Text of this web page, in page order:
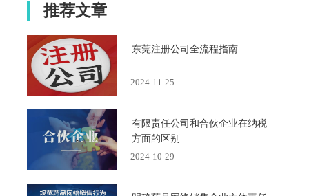
推荐文章
东莞注册公司全流程指南
2024-11-25
有限责任公司和合伙企业在纳税
方面的区别
2024-10-29